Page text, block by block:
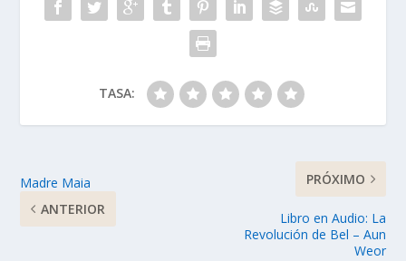
TASA:
Madre Maia
ANTERIOR
PRÓXIMO
Libro en Audio: La
Revolución de Bel – Aun
Weor